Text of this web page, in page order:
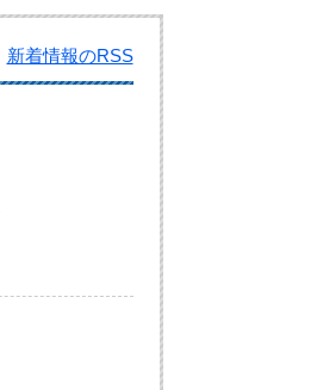
新着情報のRSS